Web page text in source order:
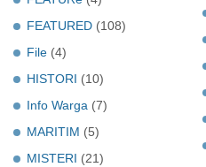
FEATURED (108)
File (4)
HISTORI (10)
Info Warga (7)
MARITIM (5)
MISTERI (21)